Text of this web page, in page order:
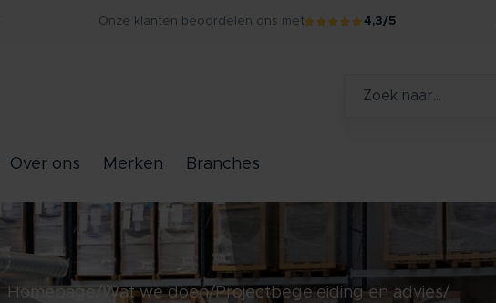
Onze klanten beoordelen ons met 4,3/5
Over ons Merken Branches
Homepage Wat we doen Projectbegeleiding en advies